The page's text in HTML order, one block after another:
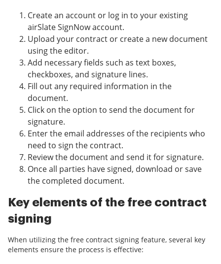
Create an account or log in to your existing
airSlate SignNow account.
Upload your contract or create a new document
using the editor.
Add necessary fields such as text boxes,
checkboxes, and signature lines.
Fill out any required information in the
document.
Click on the option to send the document for
signature.
Enter the email addresses of the recipients who
need to sign the contract.
Review the document and send it for signature.
Once all parties have signed, download or save
the completed document.
Key elements of the free contract
signing
When utilizing the free contract signing feature, several key
elements ensure the process is effective: